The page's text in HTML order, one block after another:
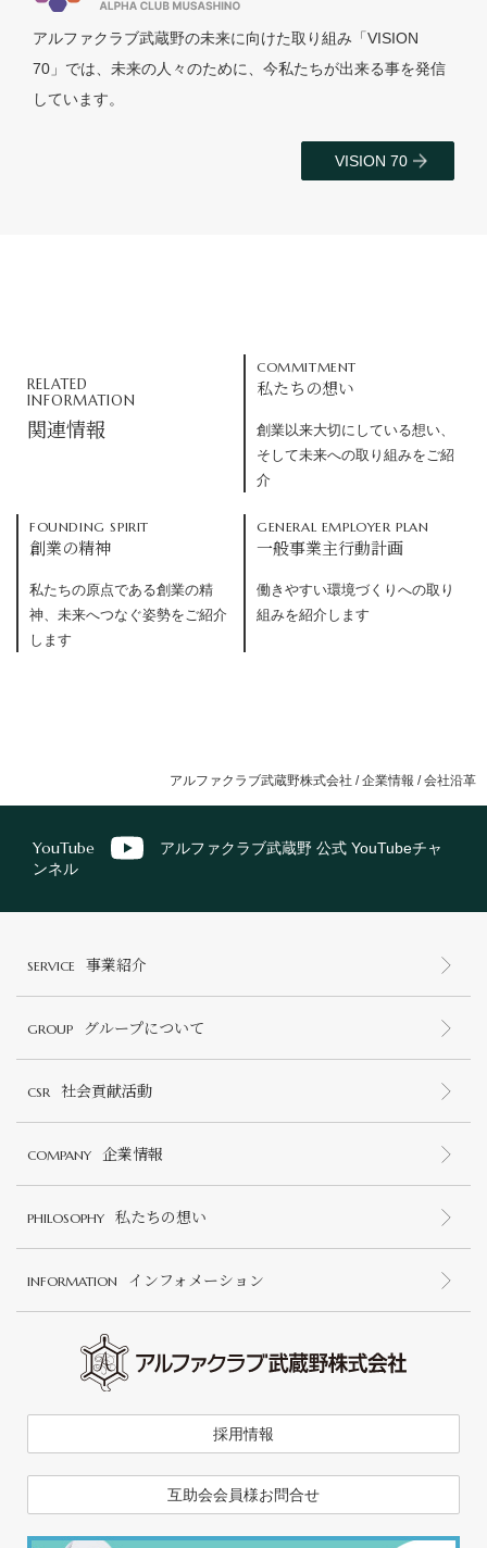
アルファクラブ武蔵野の未来に向けた取り組み「VISION
70」では、未来の人々のために、今私たちが出来る事を発信
しています。
VISION 70
RELATED
INFORMATION
関連情報
COMMITMENT
私たちの想い
創業以来大切にしている想い、
そして未来への取り組みをご紹
介
FOUNDING SPIRIT
創業の精神
私たちの原点である創業の精
神、未来へつなぐ姿勢をご紹介
します
GENERAL EMPLOYER PLAN
一般事業主行動計画
働きやすい環境づくりへの取り
組みを紹介します
アルファクラブ武蔵野株式会社 /企業情報 /会社沿革
YouTube
アルファクラブ武蔵野 公式 YouTubeチャ
ンネル
SERVICE 事業紹介
GROUP グループについて
CSR 社会貢献活動
COMPANY 企業情報
PHILOSOPHY 私たちの想い
INFORMATION インフォメーション
採用情報
互助会会員様お問合せ